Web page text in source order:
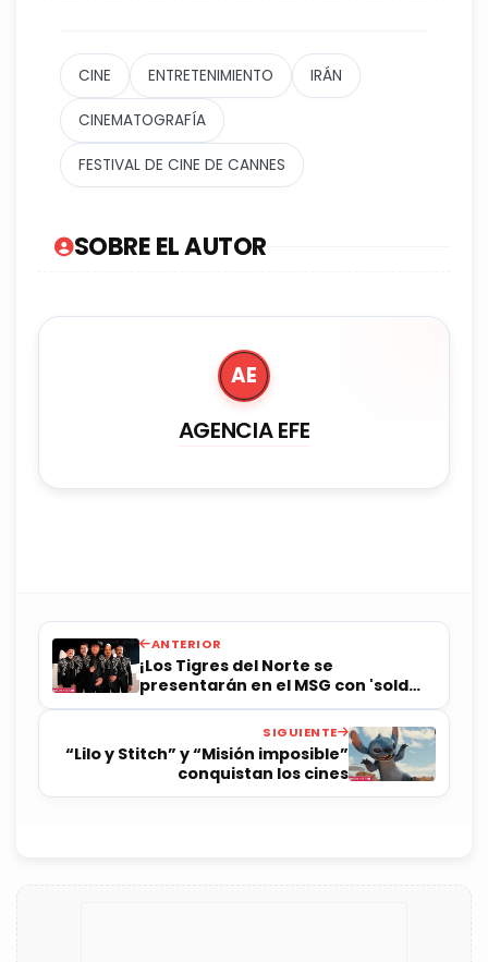
CINE ENTRETENIMIENTO IRÁN
CINEMATOGRAFÍA
FESTIVAL DE CINE DE CANNES
SOBRE EL AUTOR
AE
AGENCIA EFE
ANTERIOR
¡Los Tigres del Norte se
presentarán en el MSG con 'sold
out'!
SIGUIENTE
“Lilo y Stitch” y “Misión imposible”
conquistan los cines